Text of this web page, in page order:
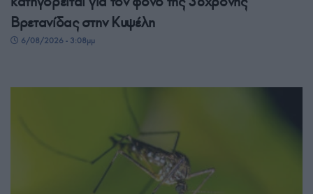
Βρετανίδας στην Κυψέλη
6/08/2026 - 3:08μμ